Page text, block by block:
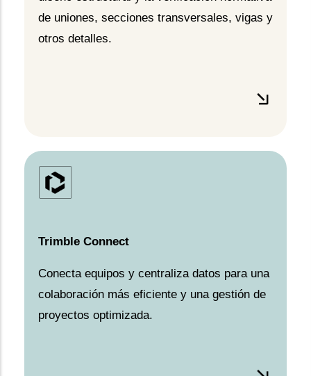
de uniones, secciones transversales, vigas y
otros detalles.
Trimble Connect
Conecta equipos y centraliza datos para una
colaboración más eficiente y una gestión de
proyectos optimizada.